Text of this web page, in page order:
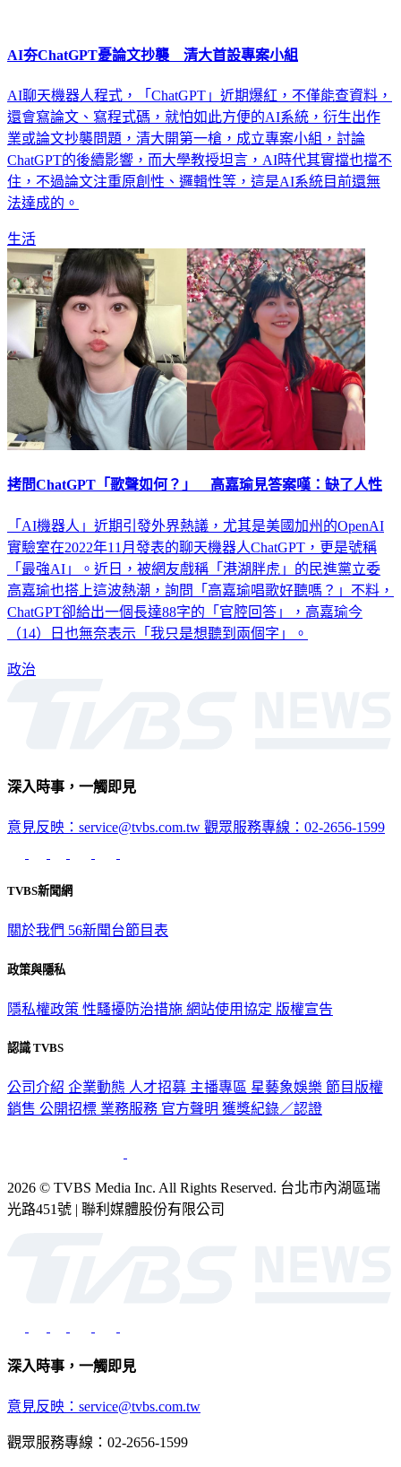
AI夯ChatGPT憂論文抄襲 清大首設專案小組
AI聊天機器人程式，「ChatGPT」近期爆紅，不僅能查資料，
還會寫論文、寫程式碼，就怕如此方便的AI系統，衍生出作
業或論文抄襲問題，清大開第一槍，成立專案小組，討論
ChatGPT的後續影響，而大學教授坦言，AI時代其實擋也擋不
住，不過論文注重原創性、邏輯性等，這是AI系統目前還無
法達成的。
生活
拷問ChatGPT「歌聲如何？」 高嘉瑜見答案嘆：缺了人性
「AI機器人」近期引發外界熱議，尤其是美國加州的OpenAI
實驗室在2022年11月發表的聊天機器人ChatGPT，更是號稱
「最強AI」。近日，被網友戲稱「港湖胖虎」的民進黨立委
高嘉瑜也搭上這波熱潮，詢問「高嘉瑜唱歌好聽嗎？」不料，
ChatGPT卻給出一個長達88字的「官腔回答」，高嘉瑜今
（14）日也無奈表示「我只是想聽到兩個字」。
政治
深入時事，一觸即見
意見反映：service@tvbs.com.tw 觀眾服務專線：02-2656-1599
TVBS新聞網
關於我們 56新聞台節目表
政策與隱私
隱私權政策 性騷擾防治措施 網站使用協定 版權宣告
認識 TVBS
公司介紹 企業動態 人才招募 主播專區 星藝象娛樂 節目版權
銷售 公開招標 業務服務 官方聲明 獲獎紀錄／認證
2026 © TVBS Media Inc. All Rights Reserved. 台北市內湖區瑞
光路451號 | 聯利媒體股份有限公司
深入時事，一觸即見
意見反映：service@tvbs.com.tw
觀眾服務專線：02-2656-1599